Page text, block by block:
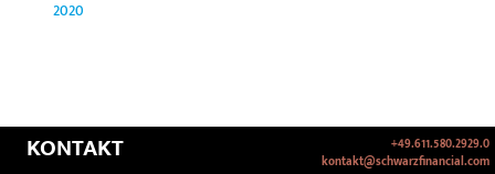
2020
KONTAKT
+49.611.580.2929.0
kontakt@schwarzfinancial.com